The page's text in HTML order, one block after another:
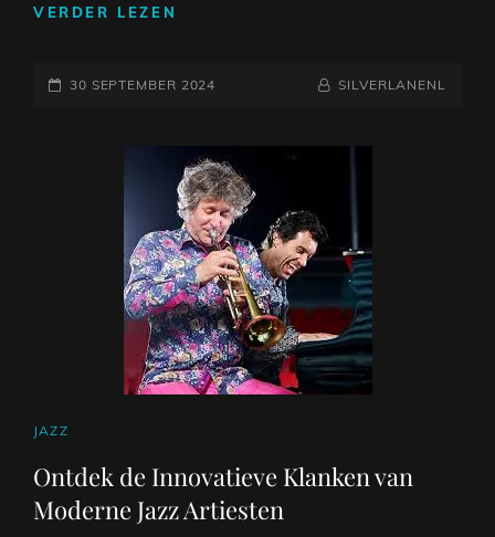
VERDER LEZEN
AKOESTISCHE
GEPLAATST
30 SEPTEMBER 2024 NAAMREGEL
BYLINE
SILVERLANENL
CAT
JAZZ
Ontdek de Innovatieve Klanken van
Moderne Jazz Artiesten